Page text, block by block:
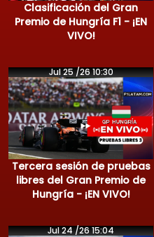
Clasificación del Gran
Premio de Hungría F1 - ¡EN
VIVO!
Jul 25 /26 10:30
Tercera sesión de pruebas
libres del Gran Premio de
Hungría - ¡EN VIVO!
Jul 24 /26 15:04